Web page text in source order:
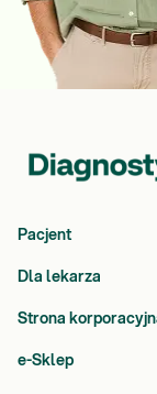
Pacjent
Dla lekarza
Strona
e-Sklep